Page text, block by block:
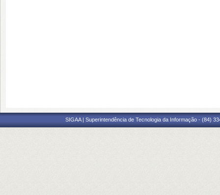
SIGAA | Superintendência de Tecnologia da Informação - (84)